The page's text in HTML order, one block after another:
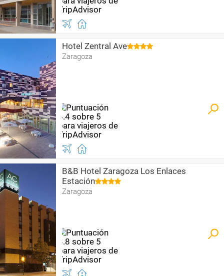
Hotel Zentral Ave
Zaragoza
B&B Hotel Zaragoza Los Enlaces
Estación
Zaragoza